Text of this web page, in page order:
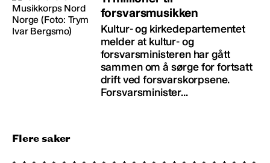
forsvarsmusikken
Kultur- og kirkedepartementet
melder at kultur- og
forsvarsministeren har gått
sammen om å sørge for fortsatt
drift ved forsvarskorpsene.
Forsvarsminister...
Flere saker